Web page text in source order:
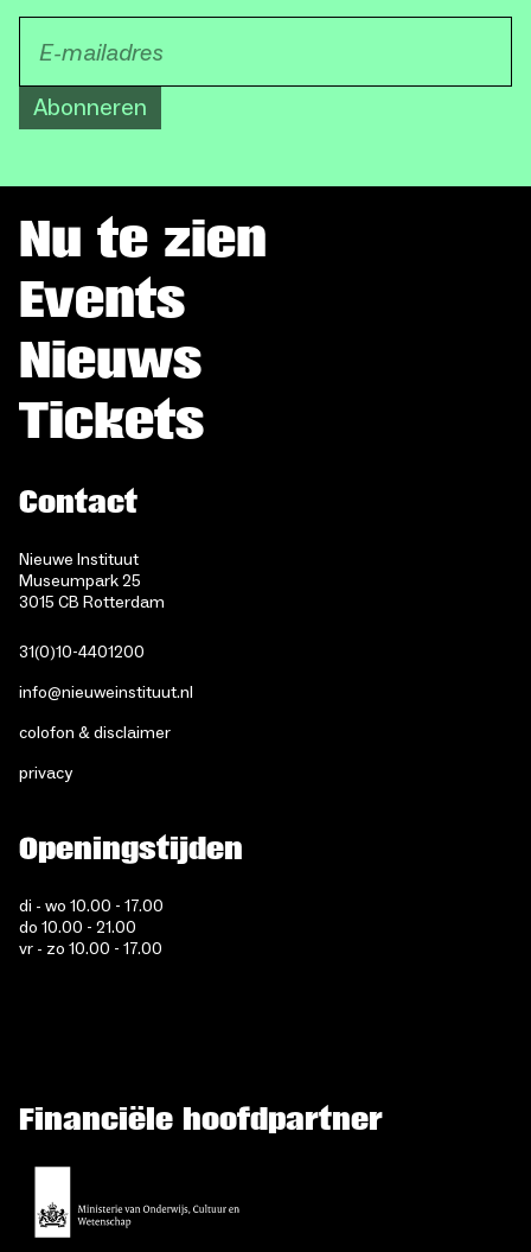
Abonneren
Nu te zien
Events
Nieuws
Tickets
Contact
Nieuwe Instituut
Museumpark 25
3015 CB Rotterdam
31(0)10-4401200
info@nieuweinstituut.nl
colofon & disclaimer
privacy
Openingstijden
di - wo 10.00 - 17.00
do 10.00 - 21.00
vr - zo 10.00 - 17.00
Financiële hoofdpartner